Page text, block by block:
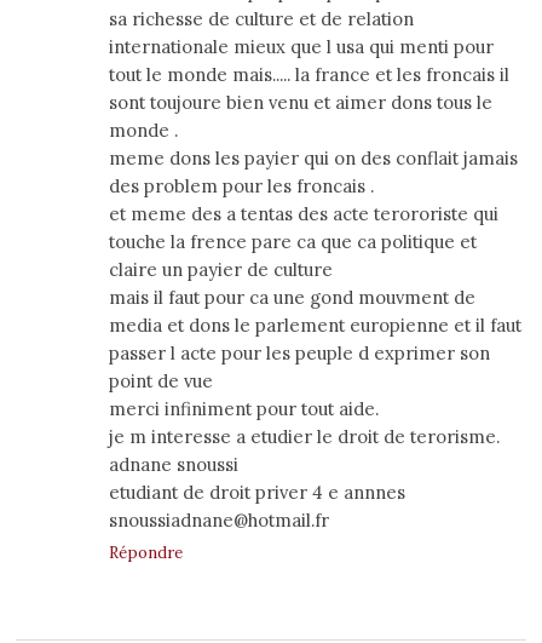
sa richesse de culture et de relation
internationale mieux que l usa qui menti pour
tout le monde mais..... la france et les froncais il
sont toujoure bien venu et aimer dons tous le
monde .
meme dons les payier qui on des conflait jamais
des problem pour les froncais .
et meme des a tentas des acte terororiste qui
touche la frence pare ca que ca politique et
claire un payier de culture
mais il faut pour ca une gond mouvment de
media et dons le parlement europienne et il faut
passer l acte pour les peuple d exprimer son
point de vue
merci infiniment pour tout aide.
je m interesse a etudier le droit de terorisme.
adnane snoussi
etudiant de droit priver 4 e annnes
snoussiadnane@hotmail.fr
Répondre